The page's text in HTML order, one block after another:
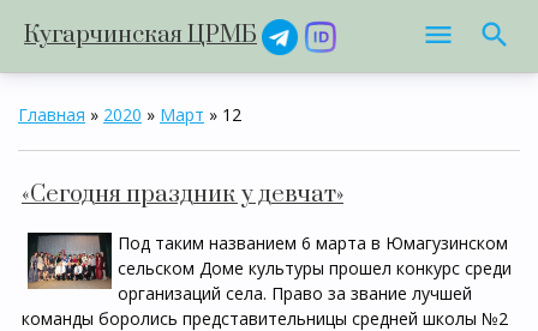
Кугарчинская ЦРМБ
Главная » 2020 » Март » 12
«Сегодня праздник у девчат»
Под таким названием 6 марта в Юмагузинском
сельском Доме культуры прошел конкурс среди
организаций села. Право за звание лучшей
команды боролись представительницы средней школы №2